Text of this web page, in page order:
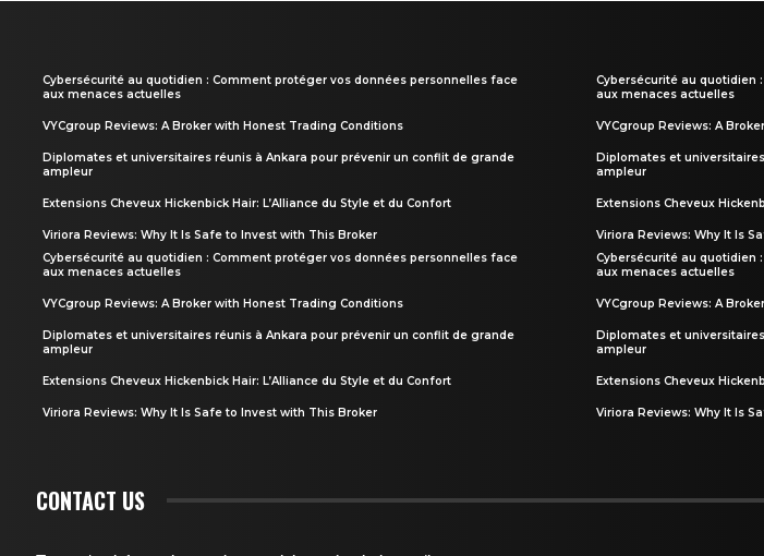
Cybersécurité au quotidien : Comment protéger vos données personnelles face
aux menaces actuelles
VYCgroup Reviews: A Broker with Honest Trading Conditions
Diplomates et universitaires réunis à Ankara pour prévenir un conflit de grande
ampleur
Extensions Cheveux Hickenbick Hair: L’Alliance du Style et du Confort
Viriora Reviews: Why It Is Safe to Invest with This Broker
Cybersécurité au quotidien : Comment protéger vos données personnelles face
aux menaces actuelles
VYCgroup Reviews: A Broker with Honest Trading Conditions
Diplomates et universitaires réunis à Ankara pour prévenir un conflit de grande
ampleur
Extensions Cheveux Hickenbick Hair: L’Alliance du Style et du Confort
Viriora Reviews: Why It Is Safe to Invest with This Broker
Cybersécurité au quotidien
aux menaces actuelles
VYCgroup Reviews: A
Diplomates et
ampleur
Extensions Cheveux
Viriora Reviews: Why It Is
Cybersécurité au quotidien
aux menaces actuelles
VYCgroup Reviews: A
Diplomates et
ampleur
Extensions Cheveux
Viriora Reviews: Why It Is
CONTACT US